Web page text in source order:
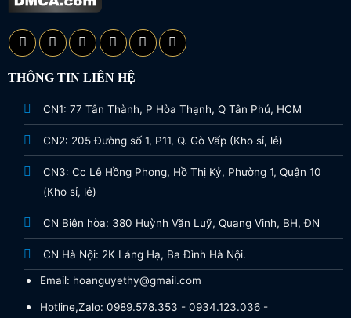
THÔNG TIN LIÊN HỆ
CN1: 77 Tân Thành, P Hòa Thạnh, Q Tân Phú, HCM
CN2: 205 Đường số 1, P11, Q. Gò Vấp (Kho sỉ, lẻ)
CN3: Cc Lê Hồng Phong, Hồ Thị Kỷ, Phường 1, Quận 10
(Kho sỉ, lẻ)
CN Biên hòa: 380 Huỳnh Văn Luỹ, Quang Vinh, BH, ĐN
CN Hà Nội: 2K Láng Hạ, Ba Đình Hà Nội.
Email: hoanguyethy@gmail.com
Hotline,Zalo: 0989.578.353 - 0934.123.036 -